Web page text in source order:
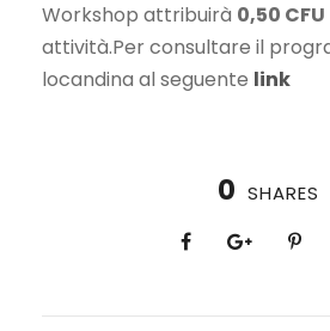
Workshop attribuirà 0,50 CFU
attività.Per consultare il
locandina al seguente link
0 SHARES